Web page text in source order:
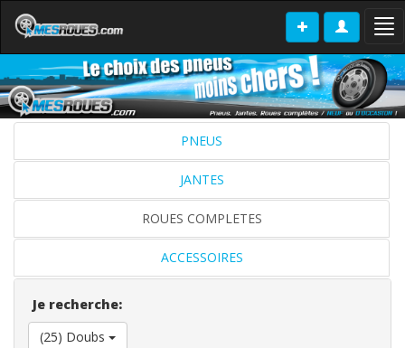
PNEUS
JANTES
ROUES COMPLETES
ACCESSOIRES
Je recherche:
(25) Doubs